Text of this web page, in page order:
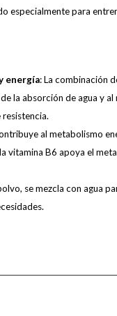
especialmente para
energía: La combinación
la absorción de agua y al
al metabolismo
vitamina B6 apoya el
se mezcla con agua